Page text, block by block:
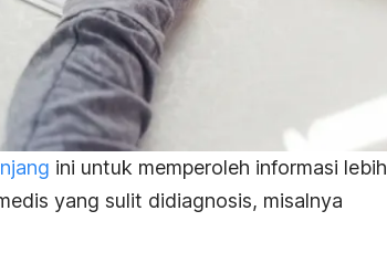
ini untuk memperoleh informasi lebih
yang sulit didiagnosis, misalnya